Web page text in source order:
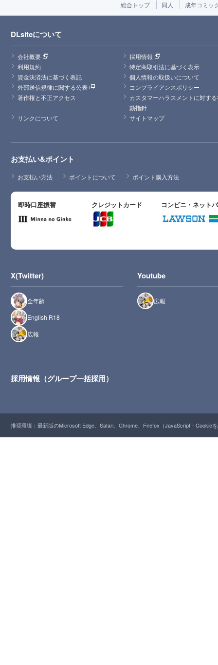
総合トップ 同人 成年コミッ
DLsiteについて
会社概要
採用情報
利用規約
特定商取引法に基づく表示
資金決済法に基づく表記
個人情報の取扱いについて
外部送信規律に関する公表
コンプライアンスポリシー
著作権と不正アクセス
カスタマーハラスメントに対す
動指針
リンクについて
サイトマップ
お支払い&ポイント
お支払い方法 ポイントについて ポイント購入方法
即時口座振替 クレジットカード コンビニ・ネット
X(Twitter)
全年齢
English R18
広報
Youtube
広報
採用情報（グループ一括採用）
推奨環境：最新版のMicrosoft Edge、Safari、Chrome、Firefox（JavaScript・Cookie